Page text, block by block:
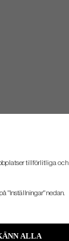
tillförlitliga och
"Inställningar" nedan.
ALLA